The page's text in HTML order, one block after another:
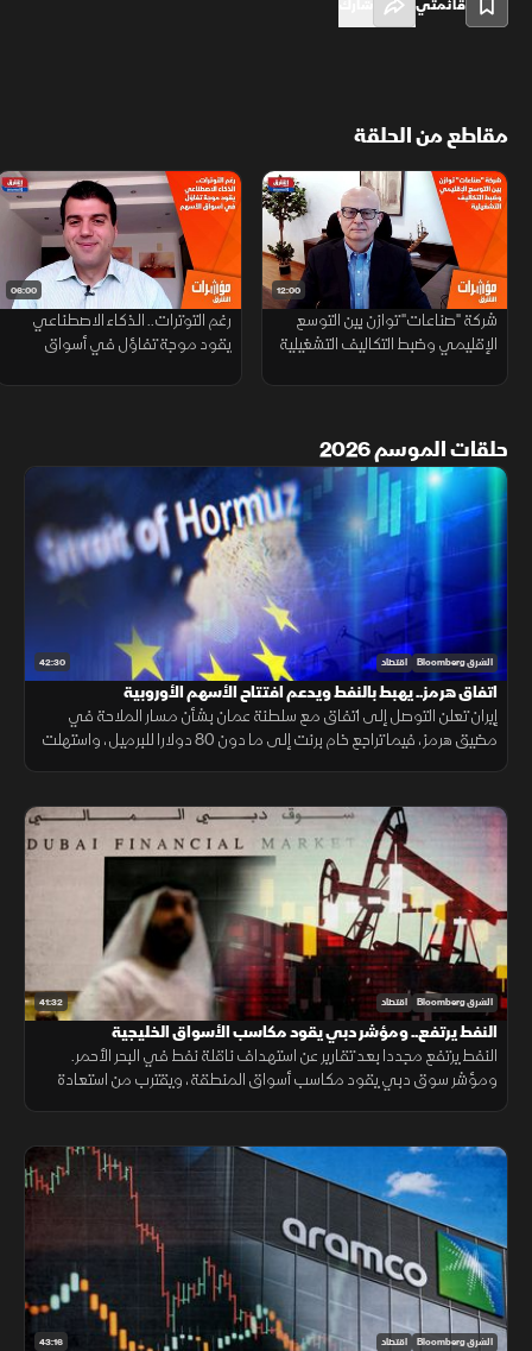
قائمتي
مقاطع من الحلقة
12:00
شركة "صناعات" توازن بين التوسع
الإقليمي وضبط التكاليف التشغيلية
06:00
رغم التوترات.. الذكاء الاصطناعي
يقود موجة تفاؤل في أسواق
حلقات الموسم 2026
42:30 الشرق Bloomberg اقتصاد
اتفاق هرمز.. يهبط بالنفط ويدعم افتتاح الأسهم الأوروبية
إيران تعلن التوصل إلى اتفاق مع سلطنة عمان بشأن مسار الملاحة في
مضيق هرمز، فيما تراجع خام برنت إلى ما دون 80 دولارا للبرميل، واستهلت
41:32 الشرق Bloomberg اقتصاد
النفط يرتفع.. ومؤشر دبي يقود مكاسب الأسواق الخليجية
النفط يرتفع مجددا بعد تقارير عن استهداف ناقلة نفط في البحر الأحمر.
ومؤشر سوق دبي يقود مكاسب أسواق المنطقة، ويقترب من استعادة
43:16 الشرق Bloomberg اقتصاد